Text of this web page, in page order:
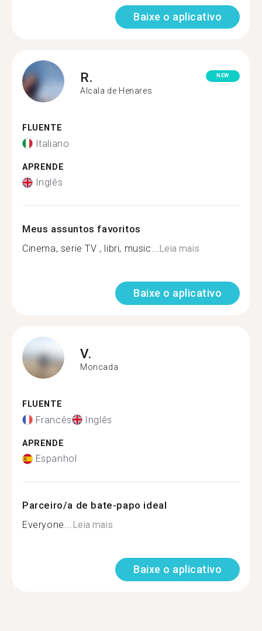
Baixe o aplicativo
R.
Alcala de Henares
NEW
FLUENTE
Italiano
APRENDE
Inglês
Meus assuntos favoritos
Cinema, serie TV , libri, music...Leia mais
Baixe o aplicativo
V.
Moncada
FLUENTE
Francês Inglês
APRENDE
Espanhol
Parceiro/a de bate-papo ideal
Everyone...Leia mais
Baixe o aplicativo